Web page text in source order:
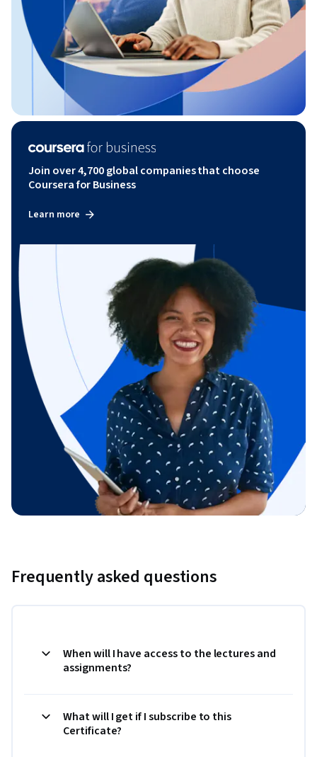
Join over 4,700 global companies that choose
Coursera for Business
Learn more
Frequently asked questions
When will I have access to the lectures and
assignments?
What will I get if I subscribe to this
Certificate?